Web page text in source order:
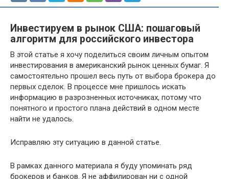
Инвестируем в рынок США: пошаговый
алгоритм для российского инвестора
В этой статье я хочу поделиться своим личным опытом
инвестирования в американский рынок ценных бумаг. Я
самостоятельно прошел весь путь от выбора брокера до
первых сделок. В процессе мне пришлось искать
информацию в разрозненных источниках, потому что
понятного и простого плана действий в одном месте
найти не удалось.
Исправляю эту ситуацию в данной статье.
В рамках данного материала я буду упоминать ряд
брокеров и банков. Я не аффилирован ни с одной